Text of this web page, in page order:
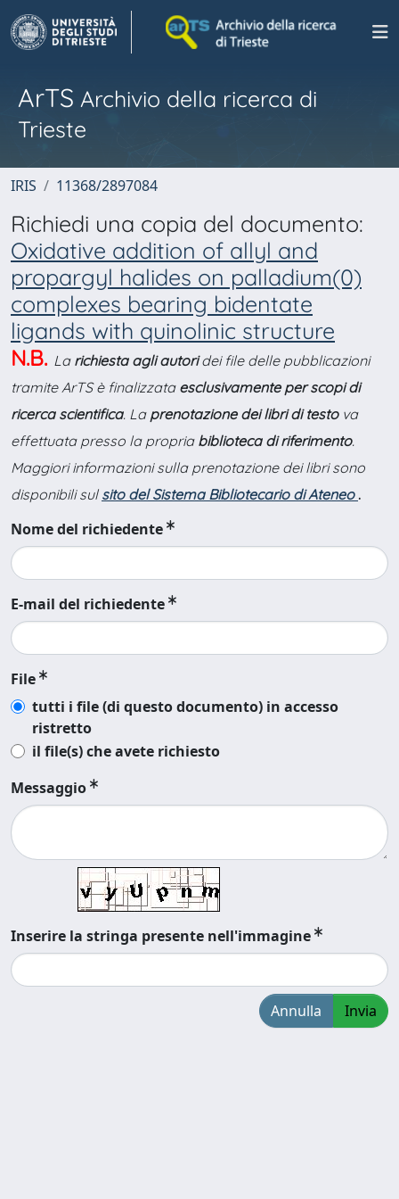
ArTS Archivio della ricerca di
Trieste
IRIS 11368/2897084
Richiedi una copia del documento:
Oxidative addition of allyl and
propargyl halides on palladium(0)
complexes bearing bidentate
ligands with quinolinic structure
N.B. La richiesta agli autoridei file delle pubblicazioni
tramite ArTS è finalizzata esclusivamente per scopi di
ricerca scientifica. La prenotazione dei libri di testova
effettuata presso la propria biblioteca di riferimento.
Maggiori informazioni sulla prenotazione dei libri sono
disponibili sul sito del Sistema Bibliotecario di Ateneo .
Nome del richiedente
E-mail del richiedente
File
tutti i file (di questo documento) in accesso
ristretto
il file(s) che avete richiesto
Messaggio
Inserire la stringa presente nell'immagine
Annulla Invia